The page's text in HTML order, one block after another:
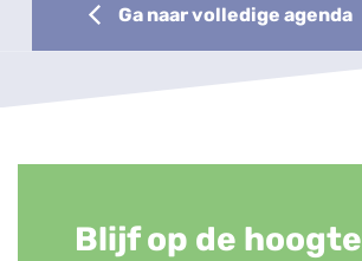
Ga naar volledige agenda
Blijf op de hoogte